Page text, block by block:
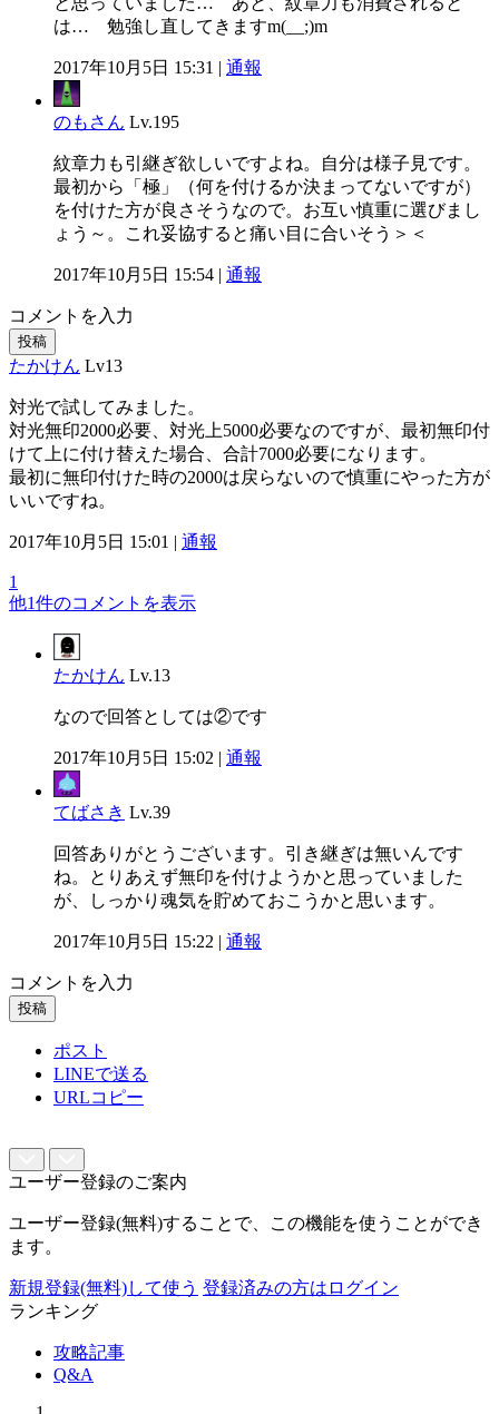
は… 勉強し直してきますm(__;)m
2017年10月5日 15:31 | 通報
のもさん Lv.195
紋章力も引継ぎ欲しいですよね。自分は様子見です。
最初から「極」（何を付けるか決まってないですが）
を付けた方が良さそうなので。お互い慎重に選びまし
ょう～。これ妥協すると痛い目に合いそう＞＜
2017年10月5日 15:54 | 通報
コメントを入力
投稿
たかけん Lv13
対光で試してみました。
対光無印2000必要、対光上5000必要なのですが、最初無印付
けて上に付け替えた場合、合計7000必要になります。
最初に無印付けた時の2000は戻らないので慎重にやった方が
いいですね。
2017年10月5日 15:01 | 通報
1
他1件のコメントを表示
たかけん Lv.13
なので回答としては②です
2017年10月5日 15:02 | 通報
てばさき Lv.39
回答ありがとうございます。引き継ぎは無いんです
ね。とりあえず無印を付けようかと思っていました
が、しっかり魂気を貯めておこうかと思います。
2017年10月5日 15:22 | 通報
コメントを入力
投稿
ポスト
LINEで送る
URLコピー
ユーザー登録のご案内
ユーザー登録(無料)することで、この機能を使うことができ
ます。
新規登録(無料)して使う 登録済みの方はログイン
ランキング
攻略記事
Q&A